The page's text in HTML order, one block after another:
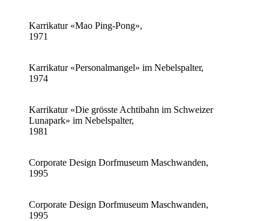
Karrikatur «Mao Ping-Pong»,
1971
Karrikatur «Personalmangel» im Nebelspalter,
1974
Karrikatur «Die grösste Achtibahn im Schweizer
Lunapark» im Nebelspalter,
1981
Corporate Design Dorfmuseum Maschwanden,
1995
Corporate Design Dorfmuseum Maschwanden,
1995